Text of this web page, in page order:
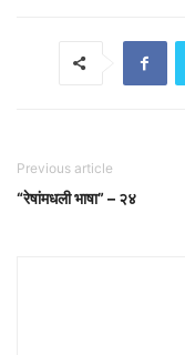
Previous article
“रेषांमधली भाषा” – २४